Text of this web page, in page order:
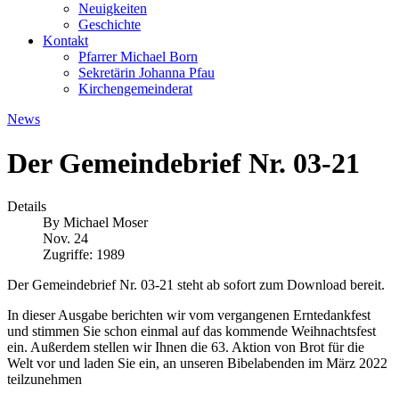
Neuigkeiten
Geschichte
Kontakt
Pfarrer Michael Born
Sekretärin Johanna Pfau
Kirchengemeinderat
News
Der Gemeindebrief Nr. 03-21
Details
By Michael Moser
Nov. 24
Zugriffe: 1989
Der Gemeindebrief Nr. 03-21 steht ab sofort zum Download bereit.
In dieser Ausgabe berichten wir vom vergangenen Erntedankfest
und stimmen Sie schon einmal auf das kommende Weihnachtsfest
ein. Außerdem stellen wir Ihnen die 63. Aktion von Brot für die
Welt vor und laden Sie ein, an unseren Bibelabenden im März 2022
teilzunehmen